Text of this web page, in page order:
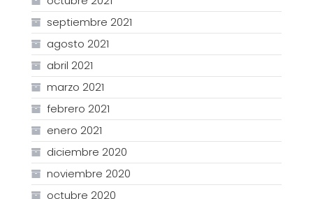
septiembre 2021
agosto 2021
abril 2021
marzo 2021
febrero 2021
enero 2021
diciembre 2020
noviembre 2020
octubre 2020